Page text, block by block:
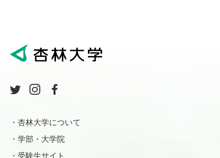
杏林大学について
学部・大学院
受験生サイト